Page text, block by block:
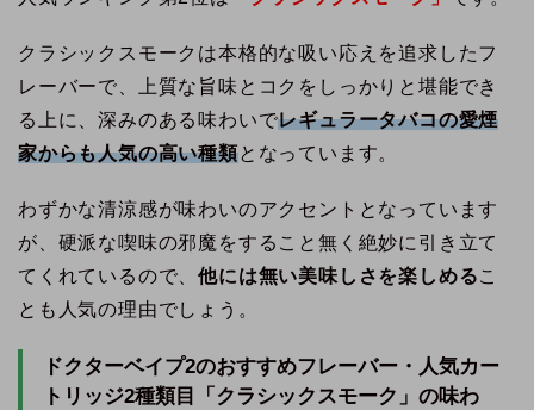
クラシックスモークは本格的な吸い応えを追求したフ
レーバーで、上質な旨味とコクをしっかりと堪能でき
る上に、深みのある味わいでレギュラータバコの愛煙
家からも人気の高い種類となっています。
わずかな清涼感が味わいのアクセントとなっています
が、硬派な喫味の邪魔をすること無く絶妙に引き立て
てくれているので、他には無い美味しさを楽しめるこ
とも人気の理由でしょう。
ドクターベイプ2のおすすめフレーバー・人気カー
トリッジ2種類目「クラシックスモーク」の味わ